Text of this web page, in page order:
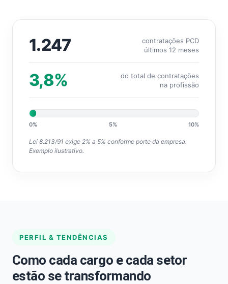
1.247
contratações PCD
últimos 12 meses
3,8%
do total de contratações
na profissão
0% 5% 10%
Lei 8.213/91 exige 2% a 5% conforme porte da empresa.
Exemplo ilustrativo.
PERFIL & TENDÊNCIAS
Como cada cargo e cada setor
estão se transformando